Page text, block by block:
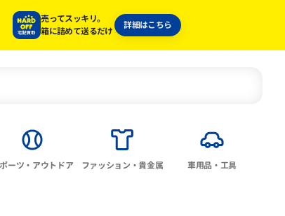
売ってスッキリ。
箱に詰めて送るだけ
詳細はこちら
ーツ・アウトドア ファッション・貴金属 車用品・工具